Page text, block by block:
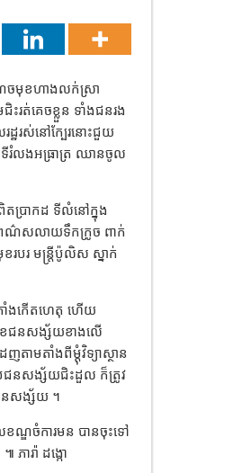
ចមុខហាងលក់ស្រា
រត់គេចខ្លួន ទាំងជនរង
ឋរស់នៅក្បែរនោះជួយ
ទីរំលងអធ្រាត្រ ឈានចូល
ប្រាកដ ទីលំនៅក្នុង
ពណ៌ស​លាយទឹកក្រូច ពាក់
របរ មន្ត្រីប៉ូលិស ស្នាក់
ាំងកើតហេតុ ហើយ
ខជនសង្ស័យខាងលើ
តាមតាំងពីម្ដុំវិទ្យាស្ថាន
បជនសង្ស័យជិះដួល ក៏ត្រូវ
នសង្ស័យ ។
ខណ្ឌចំការមន បានចុះទៅ
ារ៉ា ដង្កោ